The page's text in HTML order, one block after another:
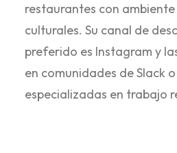
restaurantes con
culturales. Su canal de
preferido es Instagram y
en comunidades de Slack
especializadas en trabajo